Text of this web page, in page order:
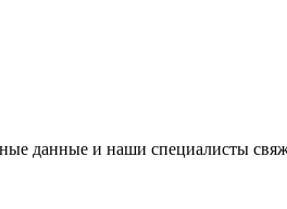
данные и наши специалисты